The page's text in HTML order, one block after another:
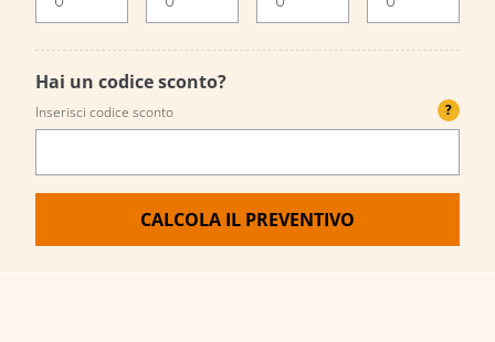
Hai un codice sconto?
Inserisci codice sconto ?
CALCOLA IL PREVENTIVO